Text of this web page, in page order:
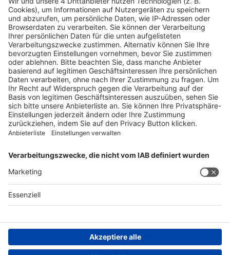
info@spirig-healthcare.ch
Pharmakovigilanz
Für Meldungen von unerwünschten Arzneimittelwirkungen zu
einem Medikament von Spirig HealthCare AG
Tel. +41 62 388 85 88
pharmacovigilance@spirig-healthcare.ch
FOLGEN SIE UNS
AGB
Datenschutzhinweis